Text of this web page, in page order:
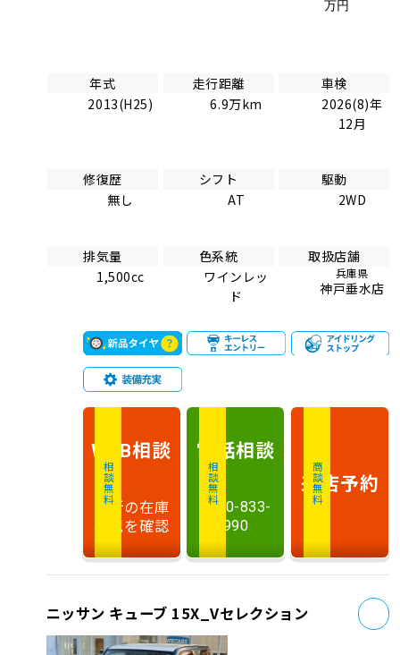
万円
年式
2013(H25)
走行距離
6.9万km
車検
2026(8)年
12月
修復歴
無し
シフト
AT
駆動
2WD
排気量
1,500cc
色系統
ワインレッ
ド
取扱店舗
兵庫県
神戸垂水店
相談無料
WEB相談
最新の在庫
状況を確認
相談無料
電話相談
0120-833-
990
商談無料
来店予約
ニッサン キューブ 15X_Vセレクション